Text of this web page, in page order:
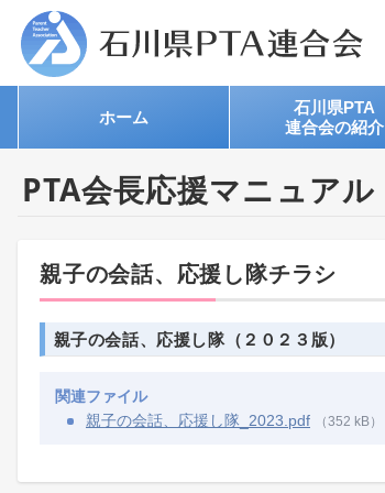
ホーム
石川県PTA
連合会の紹介
PTA会長応援マニュアル
親子の会話、応援し隊チラシ
親子の会話、応援し隊​（２０２３版）
関連ファイル
親子の会話、応援し隊_2023.pdf
（352 kB）